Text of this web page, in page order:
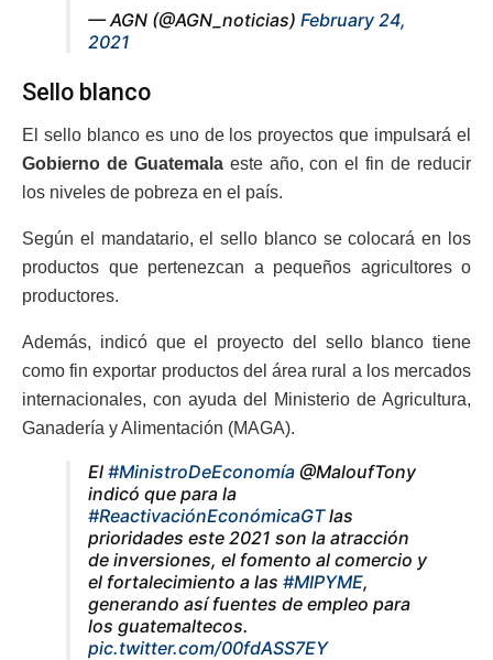
— AGN (@AGN_noticias) February 24,
2021
Sello blanco
El sello blanco es uno de los proyectos que impulsará el
Gobierno de Guatemalaeste año, con el fin de reducir
los niveles de pobreza en el país.
Según el mandatario, el sello blanco se colocará en los
productos que pertenezcan a pequeños agricultores o
productores.
Además, indicó que el proyecto del sello blanco tiene
como fin exportar productos del área rural a los mercados
internacionales, con ayuda del Ministerio de Agricultura,
Ganadería y Alimentación (MAGA).
El #MinistroDeEconomía @MaloufTony
indicó que para la
#ReactivaciónEconómicaGTlas
prioridades este 2021 son la atracción
de inversiones, el fomento al comercio y
el fortalecimiento a las #MIPYME,
generando así fuentes de empleo para
los guatemaltecos.
pic.twitter.com/00fdASS7EY